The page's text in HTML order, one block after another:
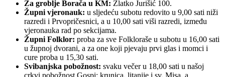
Za groblje Borača u KM: Zlatko Jurišić 100.
Župni vjeronauk: u sljedeću subotu redovito u 9,00 sati niži
razredi i Prvopričesnici, a u 10,00 sati viši razredi, između
vjeronauka rad po sekcijama.
Župni Folklor: proba za sve Folkloraše u subotu u 16,00 sati
u župnoj dvorani, a za one koji pjevaju prvi glas i momci i
cure proba u 15,30 sati.
Svibanjska pobožnost: svaku večer u 18,00 sati u našoj
crkvi pobožnost Gospi: krunica, litanije i sv. Misa, a